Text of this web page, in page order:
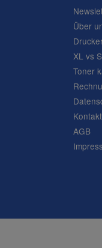
Über
XL vs
Toner
Kontakt
AGB